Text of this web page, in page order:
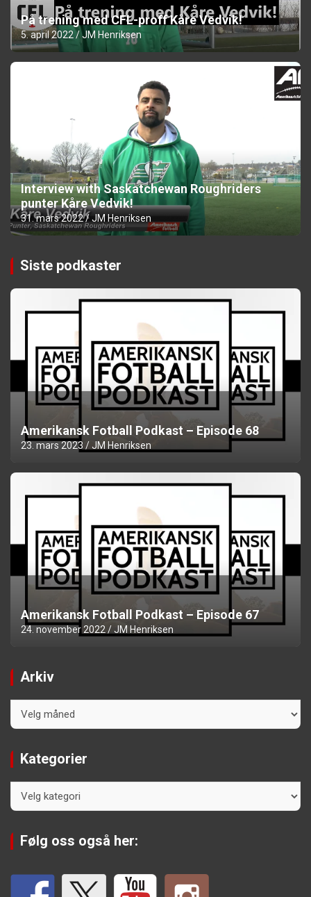
På trening med CFL-proff Kåre Vedvik!
5. april 2022 JM Henriksen
Interview with Saskatchewan Roughriders
punter Kåre Vedvik!
31. mars 2022 JM Henriksen
Siste podkaster
Amerikansk Fotball Podkast – Episode 68
23. mars 2023 JM Henriksen
Amerikansk Fotball Podkast – Episode 67
24. november 2022 JM Henriksen
Arkiv
Kategorier
Følg oss også her: